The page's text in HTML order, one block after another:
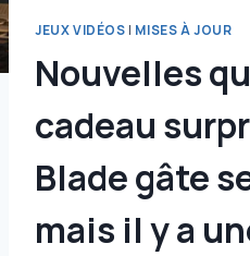
JEUX VIDÉOS | MISES À JOUR
Nouvelles
cadeau
Blade gâte
mais il y a